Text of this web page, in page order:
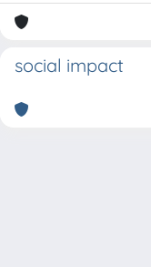
social impact